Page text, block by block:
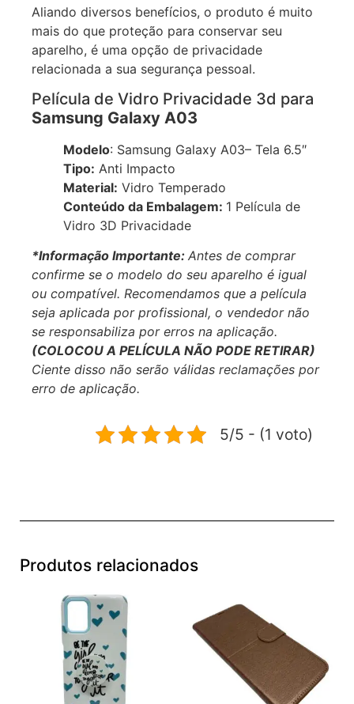
do seu celular como uma película protetiva.
Aliando diversos benefícios, o produto é muito
mais do que proteção para conservar seu
aparelho, é uma opção de privacidade
relacionada a sua segurança pessoal.
Película de Vidro Privacidade 3d para
Samsung Galaxy A03
Modelo: Samsung Galaxy A03– Tela 6.5″
Tipo:Anti Impacto
Material:Vidro Temperado
Conteúdo da Embalagem:
Vidro 3D Privacidade
*Informação Importante:Antes de comprar
confirme se o modelo do seu aparelho é igual
ou compatível. Recomendamos que a película
seja aplicada por profissional, o vendedor não
se responsabiliza por erros na aplicação.
(COLOCOU A PELÍCULA NÃO PODE RETIRAR)
Ciente disso não serão válidas reclamações por
Produtos relacionados